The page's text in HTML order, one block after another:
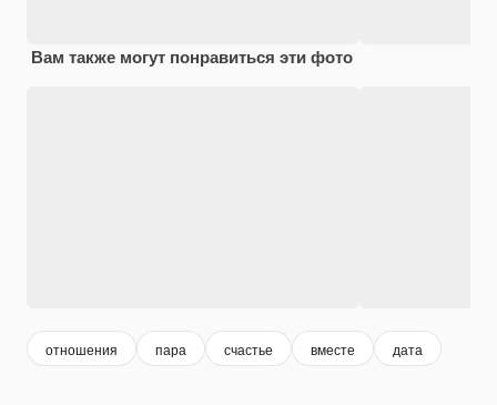
Вам также могут понравиться эти фото
отношения пара счастье вместе дата